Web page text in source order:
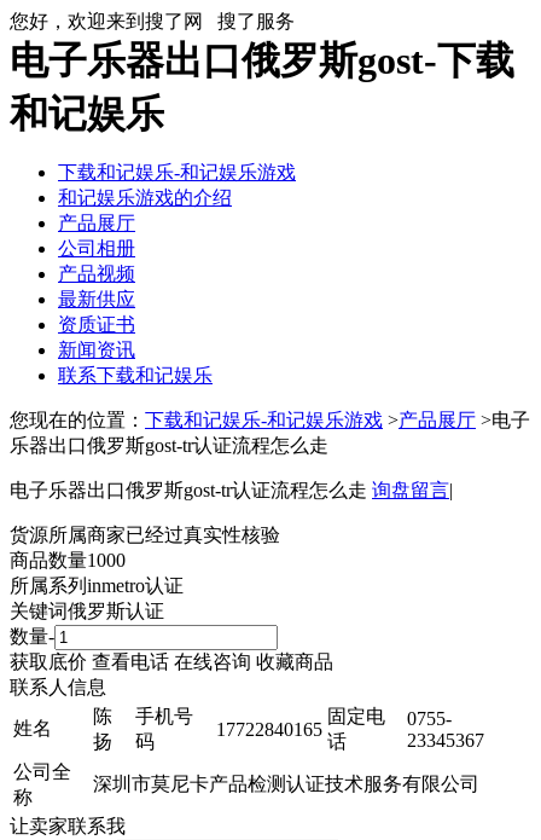
您好，欢迎来到搜了网 搜了服务
电子乐器出口俄罗斯gost-下载
和记娱乐
下载和记娱乐-和记娱乐游戏
和记娱乐游戏的介绍
产品展厅
公司相册
产品视频
最新供应
资质证书
新闻资讯
联系下载和记娱乐
您现在的位置： 下载和记娱乐-和记娱乐游戏 >产品展厅 >电子
乐器出口俄罗斯gost-tr认证流程怎么走
电子乐器出口俄罗斯gost-tr认证流程怎么走 询盘留言|
货源所属商家已经过真实性核验
商品数量1000
所属系列 inmetro认证
关键词俄罗斯认证
数量-
获取底价 查看电话 在线咨询 收藏商品
联系人信息
姓名
陈
扬
手机号
码
17722840165
固定电
话
0755-
23345367
公司全
称
深圳市莫尼卡产品检测认证技术服务有限公司
让卖家联系我